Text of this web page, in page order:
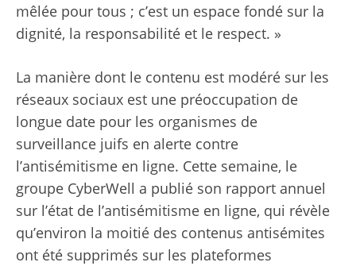
mêlée pour tous ; c’est un espace fondé sur la
dignité, la responsabilité et le respect. »
La manière dont le contenu est modéré sur les
réseaux sociaux est une préoccupation de
longue date pour les organismes de
surveillance juifs en alerte contre
l’antisémitisme en ligne. Cette semaine, le
groupe CyberWell a publié son rapport annuel
sur l’état de l’antisémitisme en ligne, qui révèle
qu’environ la moitié des contenus antisémites
ont été supprimés sur les plateformes